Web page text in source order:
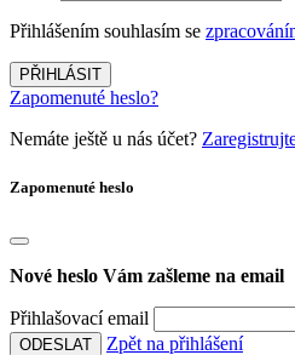
Přihlášením souhlasím se
PŘIHLÁSIT
Zapomenuté heslo?
Nemáte ještě u nás účet?
Zapomenuté heslo
Nové heslo Vám zašleme na email
Přihlašovací email
ODESLAT Zpět na přihlášení